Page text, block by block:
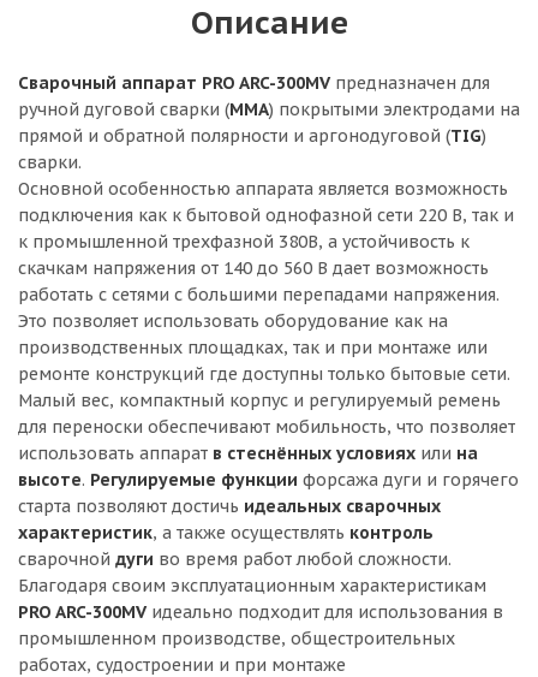
Описание
Сварочный аппарат PRO ARC-300MV предназначен для
ручной дуговой сварки (ММА) покрытыми электродами на
прямой и обратной полярности и аргонодуговой (TIG)
сварки.
Основной особенностью аппарата является возможность
подключения как к бытовой однофазной сети 220 В, так и
к промышленной трехфазной 380В, а устойчивость к
скачкам напряжения от 140 до 560 В дает возможность
работать с сетями с большими перепадами напряжения.
Это позволяет использовать оборудование как на
производственных площадках, так и при монтаже или
ремонте конструкций где доступны только бытовые сети.
Малый вес, компактный корпус и регулируемый ремень
для переноски обеспечивают мобильность, что позволяет
использовать аппарат в стеснённых условиях или на
высоте. Регулируемые функции форсажа дуги и горячего
старта позволяют достичь идеальных сварочных
характеристик, а также осуществлять контроль
сварочной дуги во время работ любой сложности.
Благодаря своим эксплуатационным характеристикам
PRO ARC-300MV идеально подходит для использования в
промышленном производстве, общестроительных
работах, судостроении и при монтаже